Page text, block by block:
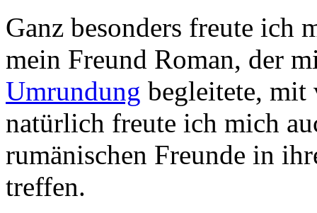
Ganz besonders freute ich
mein Freund Roman, der
Umrundung begleitete, mit
natürlich freute ich mich
rumänischen Freunde in
treffen.